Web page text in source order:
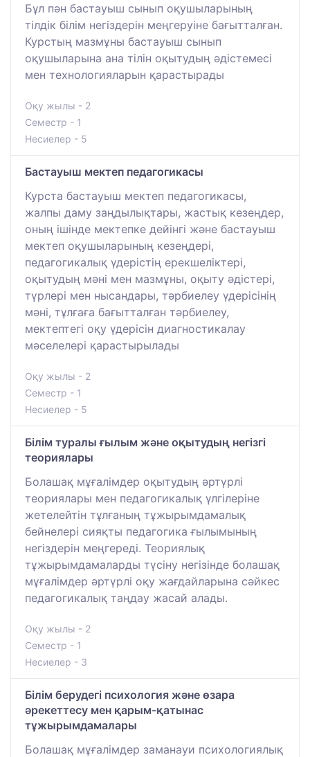
Бұл пән бастауыш сынып оқушыларының
тілдік білім негіздерін меңгеруіне бағытталған.
Курстың мазмұны бастауыш сынып
оқушыларына ана тілін оқытудың әдістемесі
мен технологияларын қарастырады
Оқу жылы - 2
Семестр - 1
Несиелер - 5
Бастауыш мектеп педагогикасы
Курста бастауыш мектеп педагогикасы,
жалпы даму заңдылықтары, жастық кезеңдер,
оның ішінде мектепке дейінгі және бастауыш
мектеп оқушыларының кезеңдері,
педагогикалық үдерістің ерекшеліктері,
оқытудың мәні мен мазмұны, оқыту әдістері,
түрлері мен нысандары, тәрбиелеу үдерісінің
мәні, тұлғаға бағытталған тәрбиелеу,
мектептегі оқу үдерісін диагностикалау
мәселелері қарастырылады
Оқу жылы - 2
Семестр - 1
Несиелер - 5
Білім туралы ғылым және оқытудың негізгі
теориялары
Болашақ мұғалімдер оқытудың әртүрлі
теориялары мен педагогикалық үлгілеріне
жетелейтін тұлғаның тұжырымдамалық
бейнелері сияқты педагогика ғылымының
негіздерін меңгереді. Теориялық
тұжырымдамаларды түсіну негізінде болашақ
мұғалімдер әртүрлі оқу жағдайларына сәйкес
педагогикалық таңдау жасай алады.
Оқу жылы - 2
Семестр - 1
Несиелер - 3
Білім берудегі психология және өзара
әрекеттесу мен қарым-қатынас
тұжырымдамалары
Болашақ мұғалімдер заманауи психологиялық